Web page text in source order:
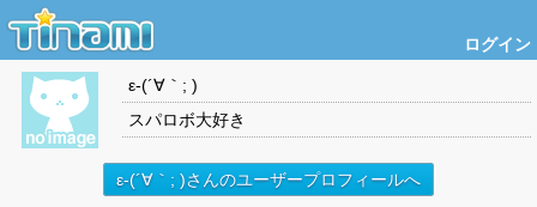
ログイン
ε-(´∀｀; )
スパロボ大好き
ε-(´∀｀; )さんのユーザープロフィールへ